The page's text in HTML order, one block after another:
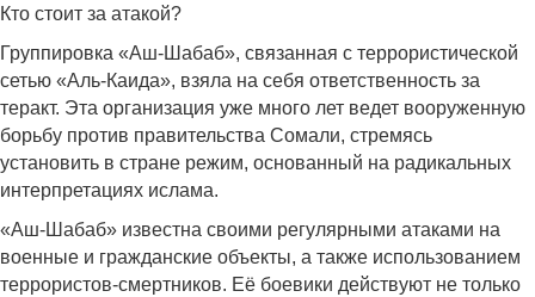
Кто стоит за атакой?
Группировка «Аш-Шабаб», связанная с террористической
сетью «Аль-Каида», взяла на себя ответственность за
теракт. Эта организация уже много лет ведет вооруженную
борьбу против правительства Сомали, стремясь
установить в стране режим, основанный на радикальных
интерпретациях ислама.
«Аш-Шабаб» известна своими регулярными атаками на
военные и гражданские объекты, а также использованием
террористов-смертников. Её боевики действуют не только